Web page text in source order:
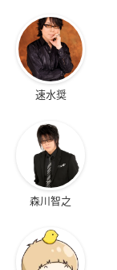
速水奨
森川智之